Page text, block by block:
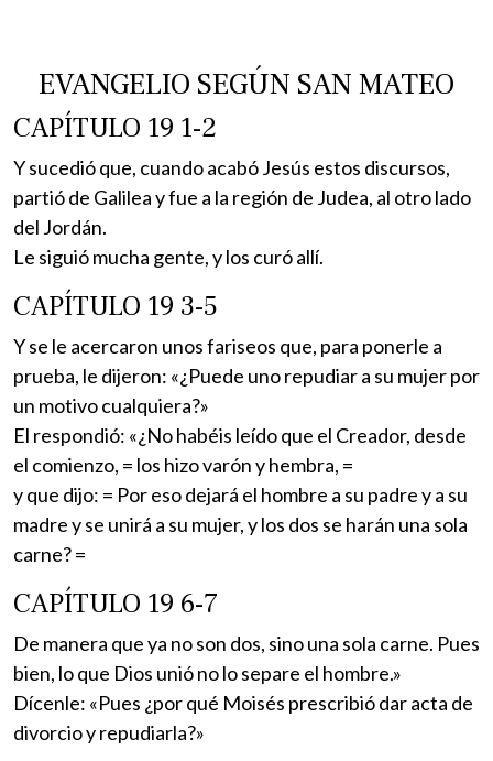
EVANGELIO SEGÚN SAN MATEO
CAPÍTULO 19 1-2
Y sucedió que, cuando acabó Jesús estos discursos,
partió de Galilea y fue a la región de Judea, al otro lado
del Jordán.
Le siguió mucha gente, y los curó allí.
CAPÍTULO 19 3-5
Y se le acercaron unos fariseos que, para ponerle a
prueba, le dijeron: «¿Puede uno repudiar a su mujer por
un motivo cualquiera?»
El respondió: «¿No habéis leído que el Creador, desde
el comienzo, = los hizo varón y hembra, =
y que dijo: = Por eso dejará el hombre a su padre y a su
madre y se unirá a su mujer, y los dos se harán una sola
carne? =
CAPÍTULO 19 6-7
De manera que ya no son dos, sino una sola carne. Pues
bien, lo que Dios unió no lo separe el hombre.»
Dícenle: «Pues ¿por qué Moisés prescribió dar acta de
divorcio y repudiarla?»